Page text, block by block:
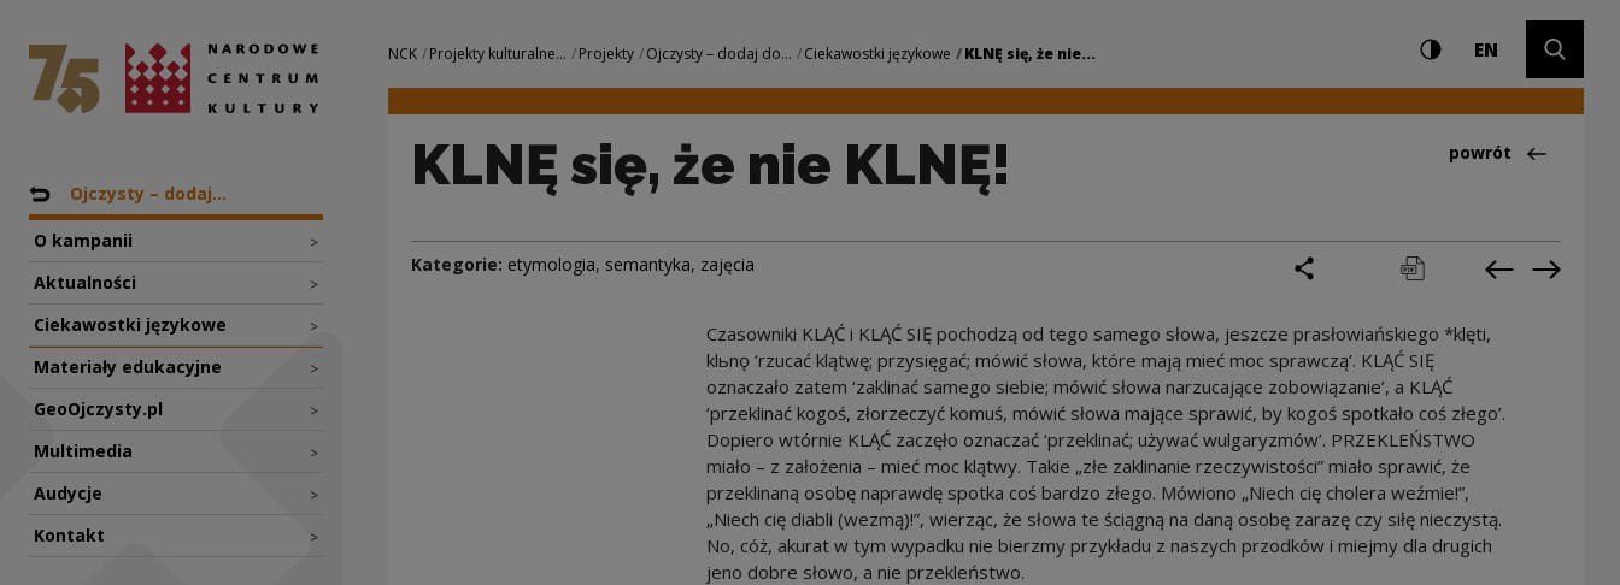
KLNĘ się, że nie KLNĘ! | Narodowe Centrum Kultury
Narodowe Centrum Kultury
Nawigacja
Powrót do: Projekty
Ojczysty – dodaj...
O kampanii >
Aktualności >
Ciekawostki językowe >
Materiały edukacyjne >
GeoOjczysty.pl >
Multimedia >
Audycje >
Kontakt >
Nawigacja
NCK Projekty kulturalne... Projekty Ojczysty – dodaj do... Ciekawostki językowe KLNĘ się, że nie... Ustawienia iWysoki kontrast
ENCHANGE
KLNĘ się, że nie KLNĘ! Powrót
powrót
Kategorie: etymologia, semantyka, zajęcia podziel się
drukuj pobierz Poprzednia
Czasowniki KLĄĆ i KLĄĆ SIĘ pochodzą od tego samego słowa, jeszcze prasłowiańskiego *klęti,
klьnǫ ‘rzucać klątwę; przysięgać; mówić słowa, które mają mieć moc sprawczą’. KLĄĆ SIĘ
oznaczało zatem ‘zaklinać samego siebie; mówić słowa narzucające zobowiązanie’, a KLĄĆ
‘przeklinać kogoś, złorzeczyć komuś, mówić słowa mające sprawić, by kogoś spotkało coś złego’.
Dopiero wtórnie KLĄĆ zaczęło oznaczać ‘przeklinać; używać wulgaryzmów’. PRZEKLEŃSTWO
miało – z założenia – mieć moc klątwy. Takie „złe zaklinanie rzeczywistości” miało sprawić, że
przeklinaną osobę naprawdę spotka coś bardzo złego. Mówiono „Niech cię cholera weźmie!”,
„Niech cię diabli (wezmą)!”, wierząc, że słowa te ściągną na daną osobę zarazę czy siłę nieczystą.
No, cóż, akurat w tym wypadku nie bierzmy przykładu z naszych przodków i miejmy dla drugich
jeno dobre słowo, a nie przekleństwo.